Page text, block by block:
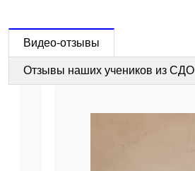
Видео-отзывы
Отзывы наших учеников из СДО